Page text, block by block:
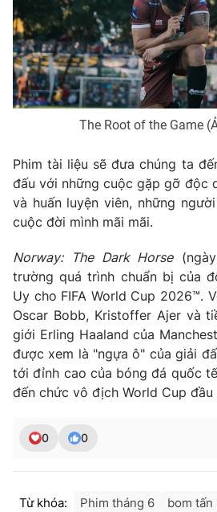
The Root of the Game
Phim tài liệu sẽ đưa chúng ta
đấu với những cuộc gặp gỡ độc
và huấn luyện viên, những
cuộc đời mình mãi mãi.
Norway: The Dark Horse
trường quá trình chuẩn bị của
Uy cho FIFA World Cup 2026™.
Oscar Bobb, Kristoffer Ajer và
giới Erling Haaland của
được xem là "ngựa ô" của giải
tới đỉnh cao của bóng đá quốc
đến chức vô địch World Cup đầu
0 0
Từ khóa: Phim tháng 6 bom tấn